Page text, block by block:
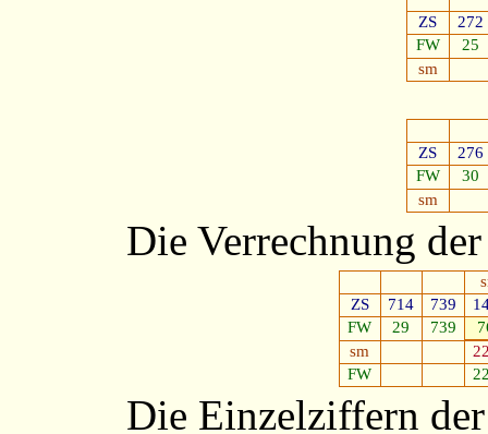
ZS
272
FW
25
sm
ZS
276
FW
30
sm
Die Verrechnung
ZS
714 739
FW
29 739
sm
FW
Die Einzelziffern